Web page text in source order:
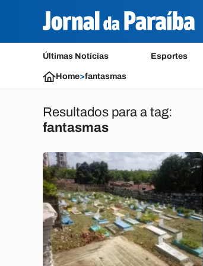
Últimas Notícias Esportes
Home>fantasmas
Resultados para a tag:
fantasmas